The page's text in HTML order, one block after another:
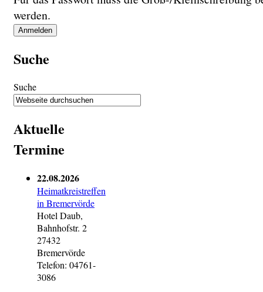
werden.
Suche
Suche
Aktuelle
Termine
22.08.2026
Heimatkreistreffen
in Bremervörde
Hotel Daub,
Bahnhofstr. 2
27432
Bremervörde
Telefon: 04761-
3086